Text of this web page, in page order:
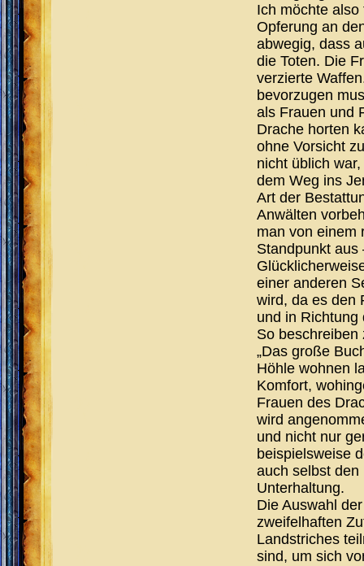
Ich möchte
Opferung an
abwegig, dass
die Toten. Die
verzierte
bevorzugen
als Frauen und
Drache horten
ohne Vorsicht
nicht üblich
dem Weg ins
Art der
Anwälten
man von einem
Standpunkt
einer anderen
wird, da es den
und in Richtung
So beschreiben
„Das große
Höhle wohnen
Komfort,
Frauen des
wird
und nicht nur
beispielsweise
auch selbst
Unterhaltung.
Die Auswahl
zweifelhaften
Landstriches
sind, um sich